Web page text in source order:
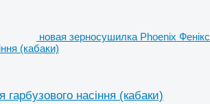
новая зерносушилка Phoenix Фенікс
(кабаки)
гарбузового насіння (кабаки)